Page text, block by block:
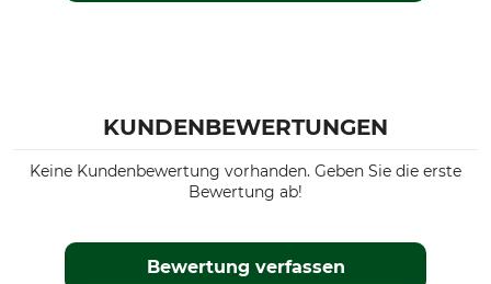
KUNDENBEWERTUNGEN
Keine Kundenbewertung vorhanden. Geben Sie die erste
Bewertung ab!
Bewertung verfassen